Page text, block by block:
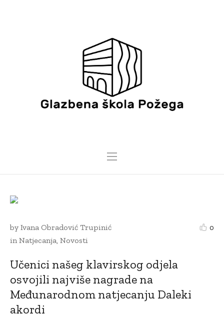
28 TRAVNJA, 2026
0
by Ivana Obradović Trupinić
in Natjecanja Novosti
Učenici našeg klavirskog odjela
osvojili najviše nagrade na
Međunarodnom natjecanju Daleki
akordi